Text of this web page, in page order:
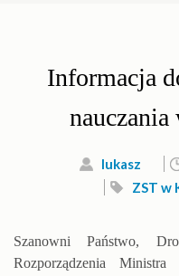
Informacja
lukasz
ZST w
Szanowni Państwo,
Rozporządzenia